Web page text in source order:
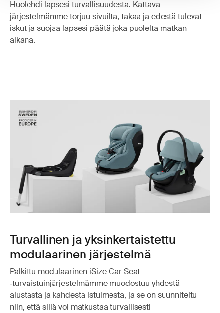
Huolehdi lapsesi turvallisuudesta. Kattava
järjestelmämme torjuu sivuilta, takaa ja edestä tulevat
iskut ja suojaa lapsesi päätä joka puolelta matkan
aikana.
Turvallinen ja yksinkertaistettu
modulaarinen järjestelmä
Palkittu modulaarinen iSize Car Seat
‑turvaistuinjärjestelmämme muodostuu yhdestä
alustasta ja kahdesta istuimesta, ja se on suunniteltu
niin, että sillä voi matkustaa turvallisesti